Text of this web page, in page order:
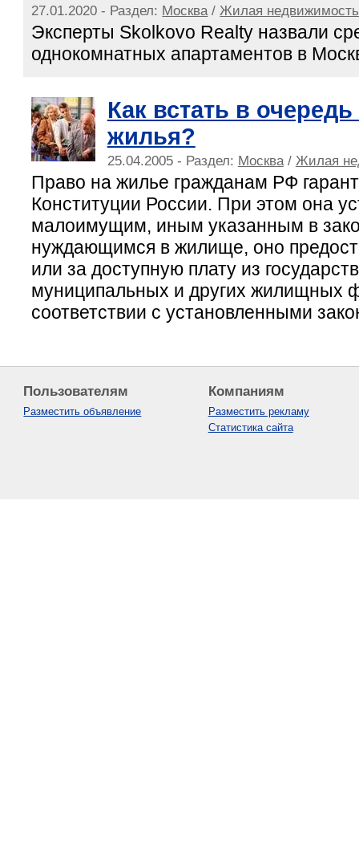
27.01.2020 - Раздел: Москва / Жилая недвижимость
Эксперты Skolkovo Realty назвали
однокомнатных апартаментов в
Как встать в
жилья?
25.04.2005 - Раздел: Москва/ Жилая
Право на жилье гражданам РФ
Конституции России. При этом она
малоимущим, иным указанным в
нуждающимся в жилище, оно
или за доступную плату из
муниципальных и других жилищных
соответствии с установленными
Пользователям
Разместить объявление
Компаниям
Разместить рекламу
Статистика сайта